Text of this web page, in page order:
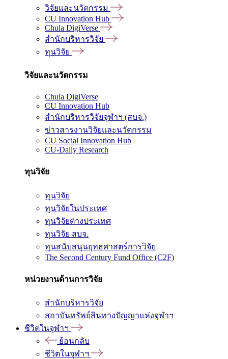
วิจัยและนวัตกรรม
CU Innovation Hub
Chula DigiVerse
สำนักบริหารวิจัย
ทุนวิจัย
วิจัยและนวัตกรรม
Chula DigiVerse
CU Innovation Hub
สำนักบริหารวิจัยจุฬาฯ (สบจ.)
ข่าวสารงานวิจัยและนวัตกรรม
CU Social Innovation Hub
CU-Daily Research
ทุนวิจัย
ทุนวิจัย
ทุนวิจัยในประเทศ
ทุนวิจัยต่างประเทศ
ทุนวิจัย สบจ.
ทุนสนับสนุนยุทธศาสตร์การวิจัย
The Second Century Fund Office (C2F)
หน่วยงานด้านการวิจัย
สำนักบริหารวิจัย
สถาบันทรัพย์สินทางปัญญาแห่งจุฬาฯ
ชีวิตในจุฬาฯ
ย้อนกลับ
ชีวิตในจุฬาฯ